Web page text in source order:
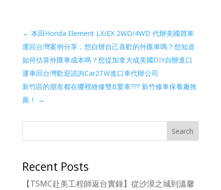
← 本田Honda Element LX/EX 2WD/4WD 代辦美國買車
運回台灣案例分享，想自辦自己喜歡的外匯車嗎？想知道
如何估算外匯車成本嗎？想從加拿大或美國DIY自辦進口
運車回台灣歡迎諮詢Car2TW進口車代辦公司
新竹區的朋友都在哪裡維修雙B愛車??? 新竹修車保養廠推
薦！
→
Search
Recent Posts
【TSMC赴美工程師返台實錄】從沙漠之城到溫馨